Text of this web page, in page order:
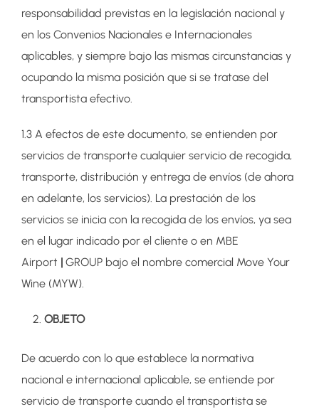
responsabilidad previstas en la legislación nacional y
en los Convenios Nacionales e Internacionales
aplicables, y siempre bajo las mismas circunstancias y
ocupando la misma posición que si se tratase del
transportista efectivo.
1.3 A efectos de este documento, se entienden por
servicios de transporte cualquier servicio de recogida,
transporte, distribución y entrega de envíos (de ahora
en adelante, los servicios). La prestación de los
servicios se inicia con la recogida de los envíos, ya sea
en el lugar indicado por el cliente o en MBE
Airport | GROUP bajo el nombre comercial Move Your
Wine (MYW).
OBJETO
De acuerdo con lo que establece la normativa
nacional e internacional aplicable, se entiende por
servicio de transporte cuando el transportista se